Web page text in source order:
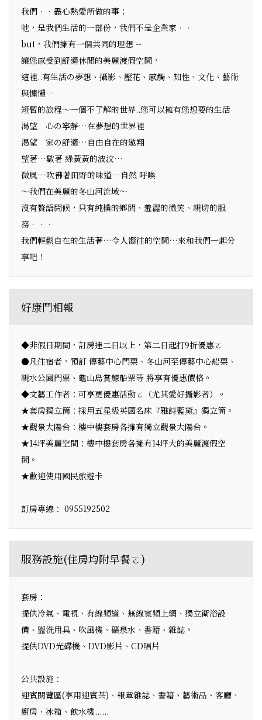
我們．．盡心熱愛所做的事；
牠，是我們生活的一部份，我們不是企業家．．
but，我們擁有一個共同的理想 --
讓您感受到舒適休閒的美麗渡假空間，
這裡..有生活の夢想、攝影、壓花、感觸、知性、文化、藝術
與慵懶…
短暫的旅程～一個不了解的世界..您可以擁有您想要的生活
渴望 心の寧靜…在夢想的世界裡
渴望 家の舒適…自由自在的遨翔
望著…數著 綠黃黃的波汶…
微風…吹彿著田野的味道…自然 呼喚
～我們在美麗的冬山河流域～
沒有贅語問候，只有純樸的鄉間、羞澀的微笑、親切的服
務．．．
我們輕鬆自在的生活著…令人嚮往的空間…來和我們一起分
享吧！
好康鬥相報
◆非假日期間，訂房達二日以上，第二日起打9折優惠ㄛ
●凡住宿者，預訂 傳藝中心門票、冬山河至傳藝中心船票、
親水公園門票、龜山島賞鯨船票等 將享有優惠價格。
◆文藝工作者：可享更優惠活動ㄛ（尤其愛好攝影者）。
★套房獨立筒：採用五星級英國名床『雅詩藍黛』獨立筒。
★觀景大陽台：樓中樓套房各擁有獨立觀景大陽台。
★14坪美麗空間：樓中樓套房各擁有14坪大的美麗渡假空
間。
★歡迎使用國民旅遊卡
訂房專線： 0955192502
服務設施(住房均附早餐ㄛ)
套房：
提供冷氣、電視、有線頻道、無線寬頻上網、獨立衛浴設
備、盥洗用具、吹風機、礦泉水、書籍、雜誌。
提供DVD光碟機、DVD影片、CD唱片
公共設施：
迎賓閱覽區(享用迎賓茶)、報章雜誌、書籍、藝術品、客廳、
廚房、冰箱、飲水機......